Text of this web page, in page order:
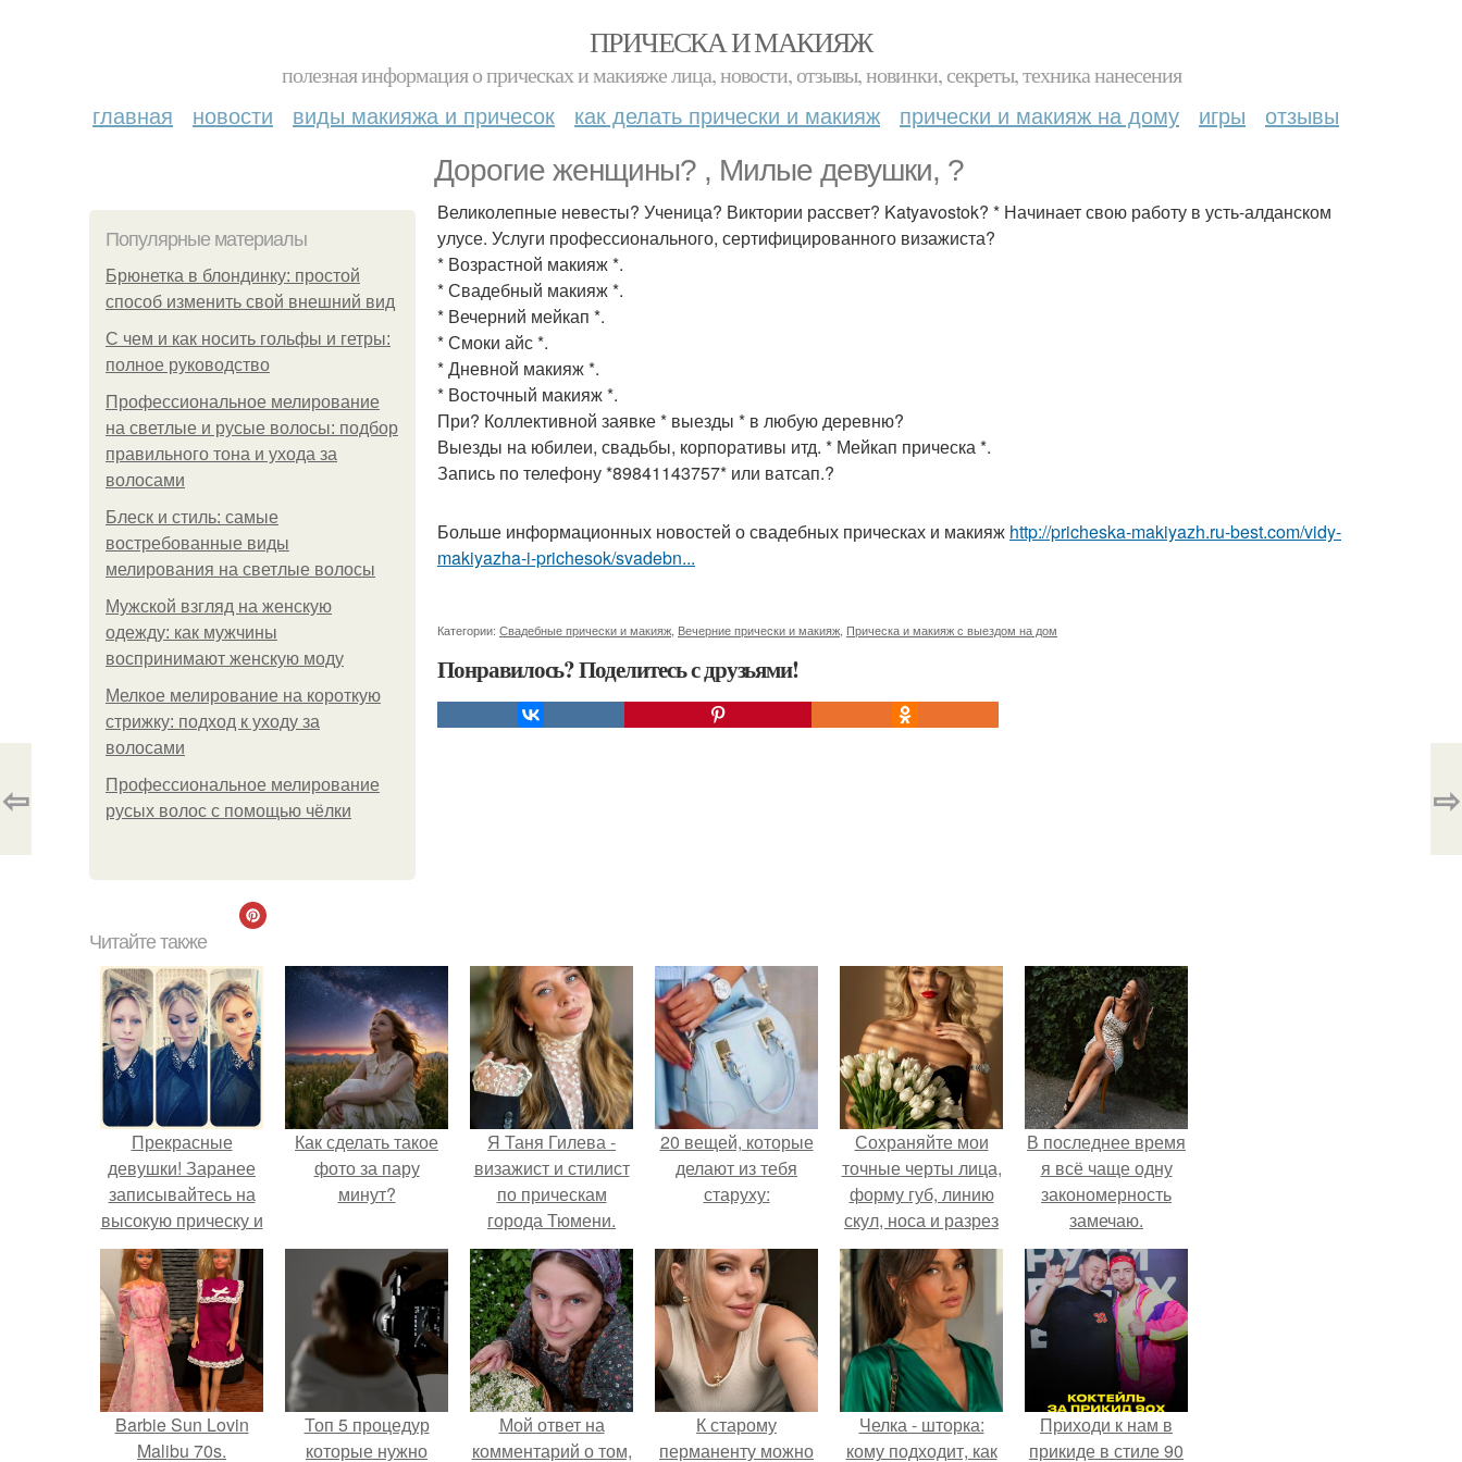
ПРИЧЕСКА И МАКИЯЖ
полезная информация о прическах и макияже лица, новости, отзывы, новинки, секреты, техника нанесения
главная новости виды макияжа и причесок как делать прически и макияж прически и макияж на дому игры отзывы
Дорогие женщины? , Милые девушки, ?
Популярные материалы
Брюнетка в блондинку: простой
способ изменить свой внешний вид
С чем и как носить гольфы и гетры:
полное руководство
Профессиональное мелирование
на светлые и русые волосы: подбор
правильного тона и ухода за
волосами
Блеск и стиль: самые
востребованные виды
мелирования на светлые волосы
Мужской взгляд на женскую
одежду: как мужчины
воспринимают женскую моду
Мелкое мелирование на короткую
стрижку: подход к уходу за
волосами
Профессиональное мелирование
русых волос с помощью чёлки
Великолепные невесты? Ученица? Виктории рассвет? Katyavostok? * Начинает свою работу в усть-алданском
улусе. Услуги профессионального, сертифицированного визажиста?
* Возрастной макияж *.
* Свадебный макияж *.
* Вечерний мейкап *.
* Смоки айс *.
* Дневной макияж *.
* Восточный макияж *.
При? Коллективной заявке * выезды * в любую деревню?
Выезды на юбилеи, свадьбы, корпоративы итд. * Мейкап прическа *.
Запись по телефону *89841143757* или ватсап.?
Больше информационных новостей о свадебных прическах и макияж http://pricheska-makiyazh.ru-best.com/vidy-
makiyazha-i-prichesok/svadebn...
Категории: Свадебные прически и макияж Вечерние прически и макияж Прическа и макияж с выездом на дом
Понравилось? Поделитесь с друзьями!
⇦ ⇨
Читайте также
Прекрасные
девушки! Заранее
записывайтесь на
высокую прическу и
макияж, буду рада
сделать вас чуточку
счастливее.
Как сделать такое
фото за пару
минут?
Я Таня Гилева -
визажист и стилист
по прическам
города Тюмени.
20 вещей, которые
делают из тебя
старуху:
Сохраняйте мои
точные черты лица,
форму губ, линию
скул, носа и разрез
глаз.
В последнее время
я всё чаще одну
закономерность
замечаю.
Barbie Sun Lovin
Malibu 70s.
Топ 5 процедур
которые нужно
Мой ответ на
комментарий о том,
К старому
перманенту можно
Челка - шторка:
кому подходит, как
Приходи к нам в
прикиде в стиле 90